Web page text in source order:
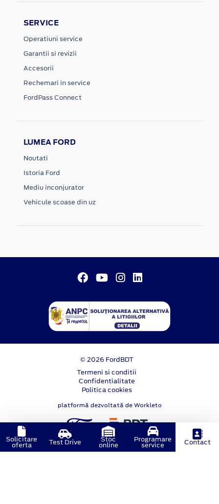
SERVICE
Operatiuni service
Garantii si revizii
Accesorii
Rechemari in service
FordPass Connect
LUMEA FORD
Noutati
Istoria Ford
Mediu inconjurator
Vehicule scoase din uz
© 2026 FordBDT
Termeni si conditii
Confidentialitate
Politica cookies
platformă dezvoltată de Workleto
Solicitare
oferta Test Drive Stoc
online
Programare
service Contact